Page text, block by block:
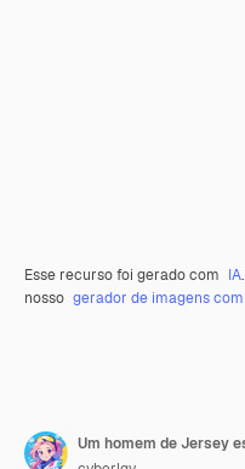
Esse recurso foi gerado com IA
nosso gerador de imagens com
Um homem de Jersey